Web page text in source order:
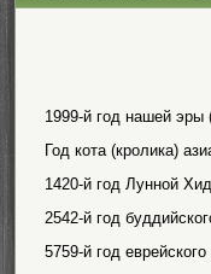
1999-й год нашей эры
Год кота (кролика)
1420-й год Лунной
2542-й год
5759-й год